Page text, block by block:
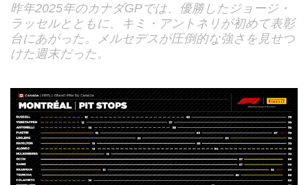
昨年2025年のカナダGPでは、優勝したジョージ・
ラッセルとともに、キミ・アントネリが初めて表彰
台にあがった。メルセデスが圧倒的な強さを見せつ
けた週末だった。